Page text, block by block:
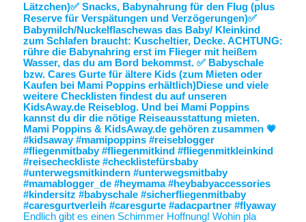
Endlich gibt es einen Schimmer Hoffnung! Wohin pla